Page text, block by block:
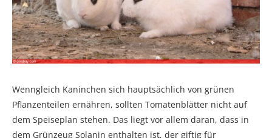
Wenngleich Kaninchen sich hauptsächlich von grünen
Pflanzenteilen ernähren, sollten Tomatenblätter nicht auf
dem Speiseplan stehen. Das liegt vor allem daran, dass in
dem Grünzeug Solanin enthalten ist, der giftig für